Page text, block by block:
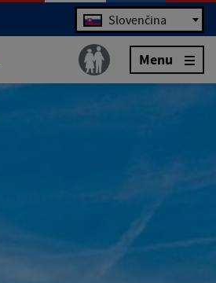
Jazyk Slovenčina
Menu